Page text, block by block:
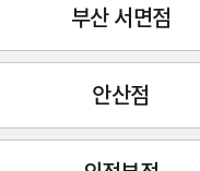
부산 서면점
안산점